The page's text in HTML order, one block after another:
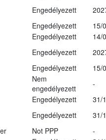
Engedélyezett
Engedélyezett
15/
Engedélyezett
14/
Engedélyezett
Engedélyezett
15/
Nem
engedélyezett
-
Engedélyezett
31/
Engedélyezett
31/
Not PPP
-